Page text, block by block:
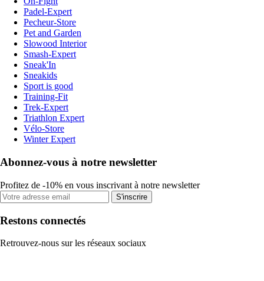
Padel-Expert
Pecheur-Store
Pet and Garden
Slowood Interior
Smash-Expert
Sneak'In
Sneakids
Sport is good
Training-Fit
Trek-Expert
Triathlon Expert
Vélo-Store
Winter Expert
Abonnez-vous à notre newsletter
Profitez de -10% en vous inscrivant à notre newsletter
S'inscrire
Restons connectés
Retrouvez-nous sur les réseaux sociaux